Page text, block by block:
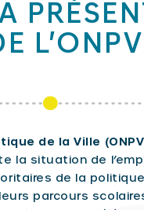
de la Ville
la situation de
de la
parcours